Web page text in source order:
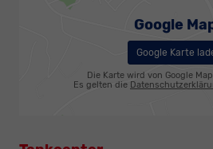
Google
Google Karte
Die Karte wird von Google
Es gelten die